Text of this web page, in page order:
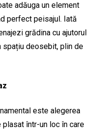
adăuga un element
perfect peisajul. Iată
grădina cu ajutorul
spațiu deosebit, plin de
este alegerea
într-un loc în care